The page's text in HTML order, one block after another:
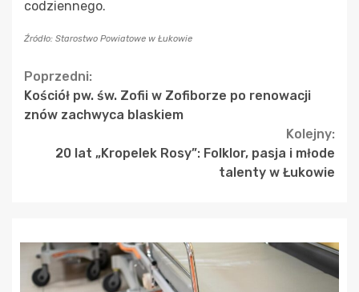
codziennego.
Źródło: Starostwo Powiatowe w Łukowie
Continue
Reading
Poprzedni:
Kościół pw. św. Zofii w Zofiborze po renowacji
znów zachwyca blaskiem
Kolejny:
20 lat „Kropelek Rosy”: Folklor, pasja i młode
talenty w Łukowie